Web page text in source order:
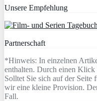
Unsere Empfehlung
Partnerschaft
*Hinweis: In einzelnen
enthalten. Durch einen Klick
Solltet Sie sich auf der Seite
wir eine kleine Provision.
Fall.